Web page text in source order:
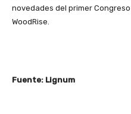
novedades del primer
WoodRise.
Fuente: Lignum